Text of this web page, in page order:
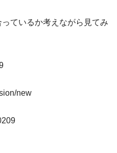
っているか考えながら見てみ
new